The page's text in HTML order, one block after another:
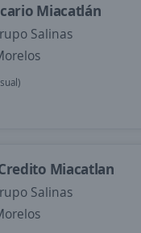
Miacatlán
Salinas
Miacatlan
Salinas